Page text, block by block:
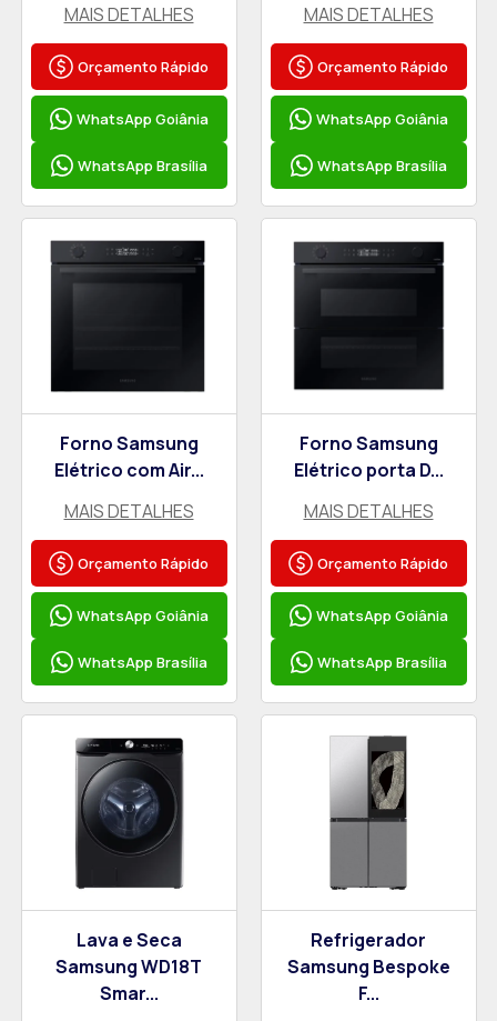
MAIS DETALHES
Orçamento Rápido
WhatsApp Goiânia
WhatsApp Brasília
MAIS DETALHES
Orçamento Rápido
WhatsApp Goiânia
WhatsApp Brasília
Forno Samsung
Elétrico com Air...
MAIS DETALHES
Orçamento Rápido
WhatsApp Goiânia
WhatsApp Brasília
Forno Samsung
Elétrico porta D...
MAIS DETALHES
Orçamento Rápido
WhatsApp Goiânia
WhatsApp Brasília
Lava e Seca
Samsung WD18T
Smar...
Refrigerador
Samsung Bespoke
F...